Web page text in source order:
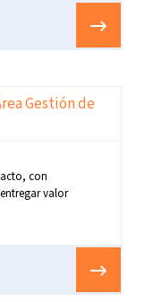
Gestión de
con
valor